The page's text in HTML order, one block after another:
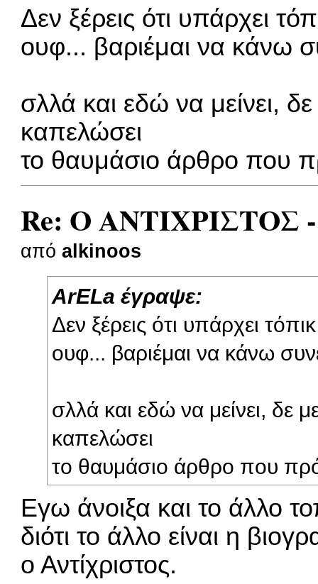
Δεν ξέρεις ότι υπάρχει
ουφ... βαριέμαι να κάνω
σλλά και εδώ να μείνει, δε
καπελώσει
το θαυμάσιο άρθρο που
Re: Ο ΑΝΤΙΧΡΙΣΤΟΣ
απόalkinoos
ArELa έγραψε:
Δεν ξέρεις ότι υπάρχει
ουφ... βαριέμαι να κάνω
σλλά και εδώ να μείνει, δε με
καπελώσει
το θαυμάσιο άρθρο που
Εγω άνοιξα και το άλλο
διότι το άλλο είναι η
ο Αντίχριστος.